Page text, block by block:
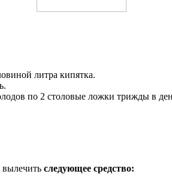
литра кипятка.
по 2 столовые ложки трижды в
следующее средство: